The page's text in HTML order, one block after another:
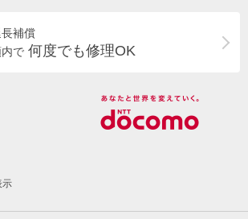
補償
で 何度でも修理OK
示